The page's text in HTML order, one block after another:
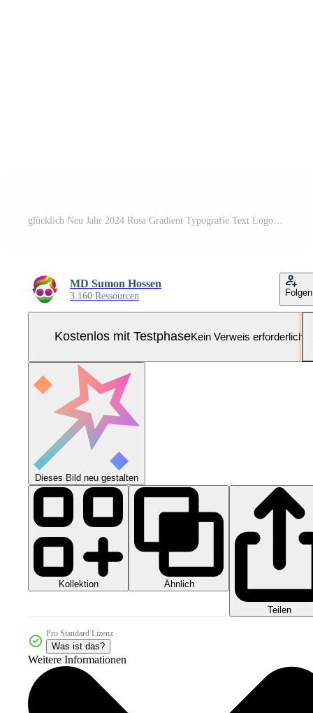
MD Sumon Hossen
3.160 Ressourcen Folgen
Kostenlos mit TestphaseKein Verweis erforderlich
Dieses Bild neu gestalten
Kollektion Ähnlich
Teilen
Pro Standard Lizenz
Was ist das?
Weitere Informationen